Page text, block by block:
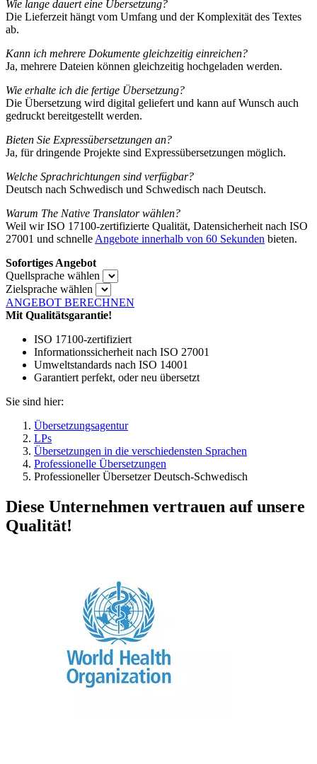
Wie lange dauert eine Übersetzung?
Die Lieferzeit hängt vom Umfang und der Komplexität des Textes
ab.
Kann ich mehrere Dokumente gleichzeitig einreichen?
Ja, mehrere Dateien können gleichzeitig hochgeladen werden.
Wie erhalte ich die fertige Übersetzung?
Die Übersetzung wird digital geliefert und kann auf Wunsch auch
gedruckt bereitgestellt werden.
Bieten Sie Expressübersetzungen an?
Ja, für dringende Projekte sind Expressübersetzungen möglich.
Welche Sprachrichtungen sind verfügbar?
Deutsch nach Schwedisch und Schwedisch nach Deutsch.
Warum The Native Translator wählen?
Weil wir ISO 17100-zertifizierte Qualität, Datensicherheit nach ISO
27001 und schnelle Angebote innerhalb von 60 Sekunden bieten.
Sofortiges Angebot
Quellsprache wählen
Zielsprache wählen
ANGEBOT BERECHNEN
Mit Qualitätsgarantie!
ISO 17100-zertifiziert
Informationssicherheit nach ISO 27001
Umweltstandards nach ISO 14001
Garantiert perfekt, oder neu übersetzt
Sie sind hier:
Übersetzungsagentur
LPs
Übersetzungen in die verschiedensten Sprachen
Professionelle Übersetzungen
Professioneller Übersetzer Deutsch-Schwedisch
Diese Unternehmen vertrauen auf unsere
Qualität!